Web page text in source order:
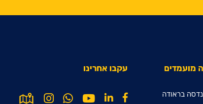
מועמדים
בראודה
עקבו אחרינו